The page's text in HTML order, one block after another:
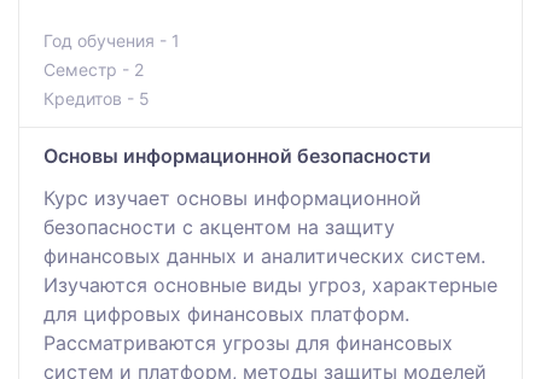
Год обучения - 1
Семестр - 2
Кредитов - 5
Основы информационной безопасности
Курс изучает основы информационной
безопасности с акцентом на защиту
финансовых данных и аналитических систем.
Изучаются основные виды угроз, характерные
для цифровых финансовых платформ.
Рассматриваются угрозы для финансовых
систем и платформ, методы защиты моделей